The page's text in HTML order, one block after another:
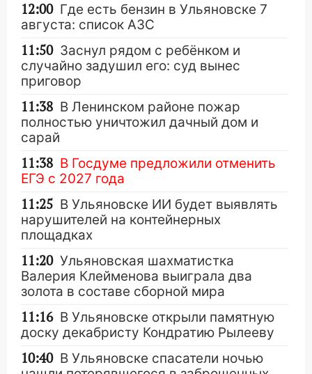
12:00 Где есть бензин в Ульяновске 7
августа: список АЗС
11:50 Заснул рядом с ребёнком и
случайно задушил его: суд вынес
приговор
11:38 В Ленинском районе пожар
полностью уничтожил дачный дом и
сарай
11:38 В Госдуме предложили отменить
ЕГЭ с 2027 года
11:25 В Ульяновске ИИ будет выявлять
нарушителей на контейнерных
площадках
11:20 Ульяновская шахматистка
Валерия Клейменова выиграла два
золота в составе сборной мира
11:16 В Ульяновске открыли памятную
доску декабристу Кондратию Рылееву
10:40 В Ульяновске спасатели ночью